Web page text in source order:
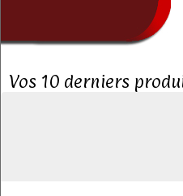
Vos 10 derniers